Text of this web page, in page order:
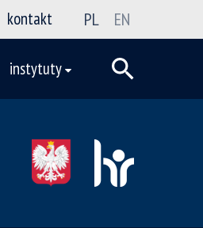
kontakt PL EN
instytuty